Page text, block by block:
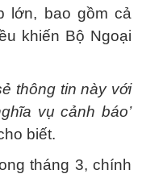
lớn, bao gồm cả
khiến Bộ Ngoại
thông tin này với
vụ cảnh báo’
biết.
tháng 3, chính